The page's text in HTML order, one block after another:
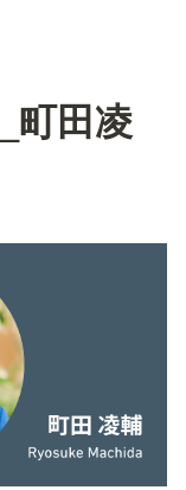
町田凌